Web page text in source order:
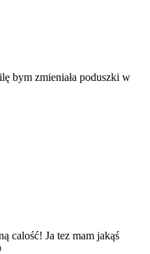
bym zmieniała poduszki w
calość! Ja tez mam jakąś